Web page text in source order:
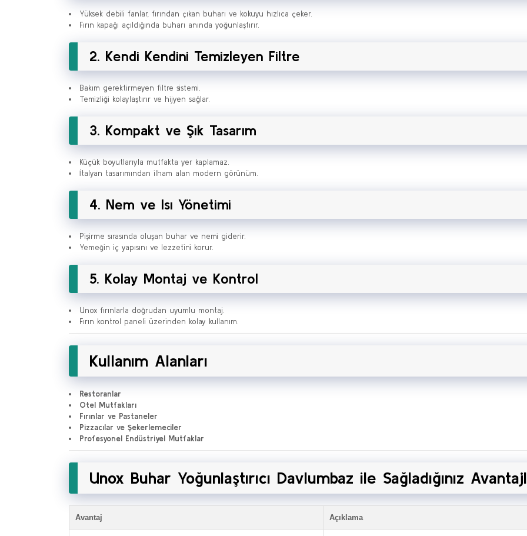
Yüksek debili fanlar, fırından çıkan buharı ve kokuyu hızlıca çeker.
Fırın kapağı açıldığında buharı anında yoğunlaştırır.
2. Kendi Kendini Temizleyen Filtre
Bakım gerektirmeyen filtre sistemi.
Temizliği kolaylaştırır ve hijyen sağlar.
3. Kompakt ve Şık Tasarım
Küçük boyutlarıyla mutfakta yer kaplamaz.
İtalyan tasarımından ilham alan modern görünüm.
4. Nem ve Isı Yönetimi
Pişirme sırasında oluşan buhar ve nemi giderir.
Yemeğin iç yapısını ve lezzetini korur.
5. Kolay Montaj ve Kontrol
Unox fırınlarla doğrudan uyumlu montaj.
Fırın kontrol paneli üzerinden kolay kullanım.
Kullanım Alanları
Restoranlar
Otel Mutfakları
Fırınlar ve Pastaneler
Pizzacılar ve Şekerlemeciler
Profesyonel Endüstriyel Mutfaklar
Unox Buhar Yoğunlaştırıcı Davlumbaz ile Sağladığınız
Avantaj Açıklama